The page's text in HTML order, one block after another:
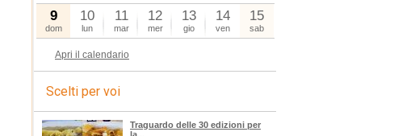
9
dom
10
lun
11
mar
12
mer
13
gio
14
ven
15
sab
Apri il calendario
Scelti per voi
Traguardo delle 30 edizioni per